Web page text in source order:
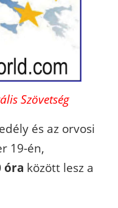
Szövetség
és az orvosi
19-én,
óra között lesz a